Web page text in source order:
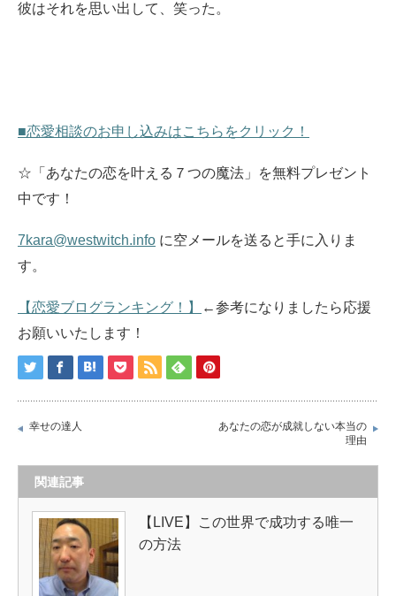
彼はそれを思い出して、笑った。
■恋愛相談のお申し込みはこちらをクリック！
☆「あなたの恋を叶える７つの魔法」を無料プレゼント
中です！
7kara@westwitch.info に空メールを送ると手に入りま
す。
【恋愛ブログランキング！】
←参考になりましたら応援
お願いいたします！
幸せの達人
あなたの恋が成就しない本当の
理由
関連記事
【LIVE】この世界で成功する唯一
の方法